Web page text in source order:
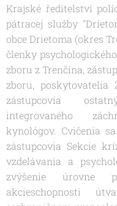
Krajské ředitelství
pátracej služby
obce Drietoma (okres
členky
zboru z Trenčína,
zboru, poskytovatelia
zástupcovia
integrovaného
kynológov. Cvičenia
zástupcovia Sekcie
vzdelávania a
zvýšenie úrovne
akcieschopnosti